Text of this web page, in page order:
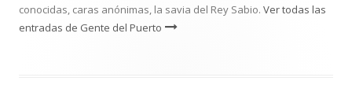
conocidas, caras anónimas, la savia del Rey Sabio. Ver todas las
entradas de Gente del Puerto